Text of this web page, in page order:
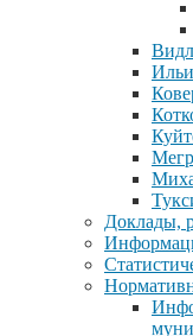
Доклады,